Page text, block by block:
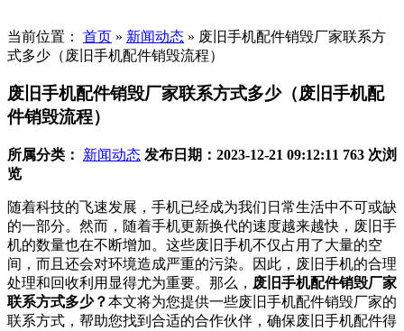
当前位置： 首页 » 新闻动态 » 废旧手机配件销毁厂家联系方
式多少（废旧手机配件销毁流程）
废旧手机配件销毁厂家联系方式多少（废旧手机配
件销毁流程）
所属分类： 新闻动态 发布日期：2023-12-21 09:12:11 763 次浏
览
随着科技的飞速发展，手机已经成为我们日常生活中不可或缺
的一部分。然而，随着手机更新换代的速度越来越快，废旧手
机的数量也在不断增加。这些废旧手机不仅占用了大量的空
间，而且还会对环境造成严重的污染。因此，废旧手机的合理
处理和回收利用显得尤为重要。那么， 废旧手机配件销毁厂家
联系方式多少？本文将为您提供一些废旧手机配件销毁厂家的
联系方式，帮助您找到合适的合作伙伴，确保废旧手机配件得